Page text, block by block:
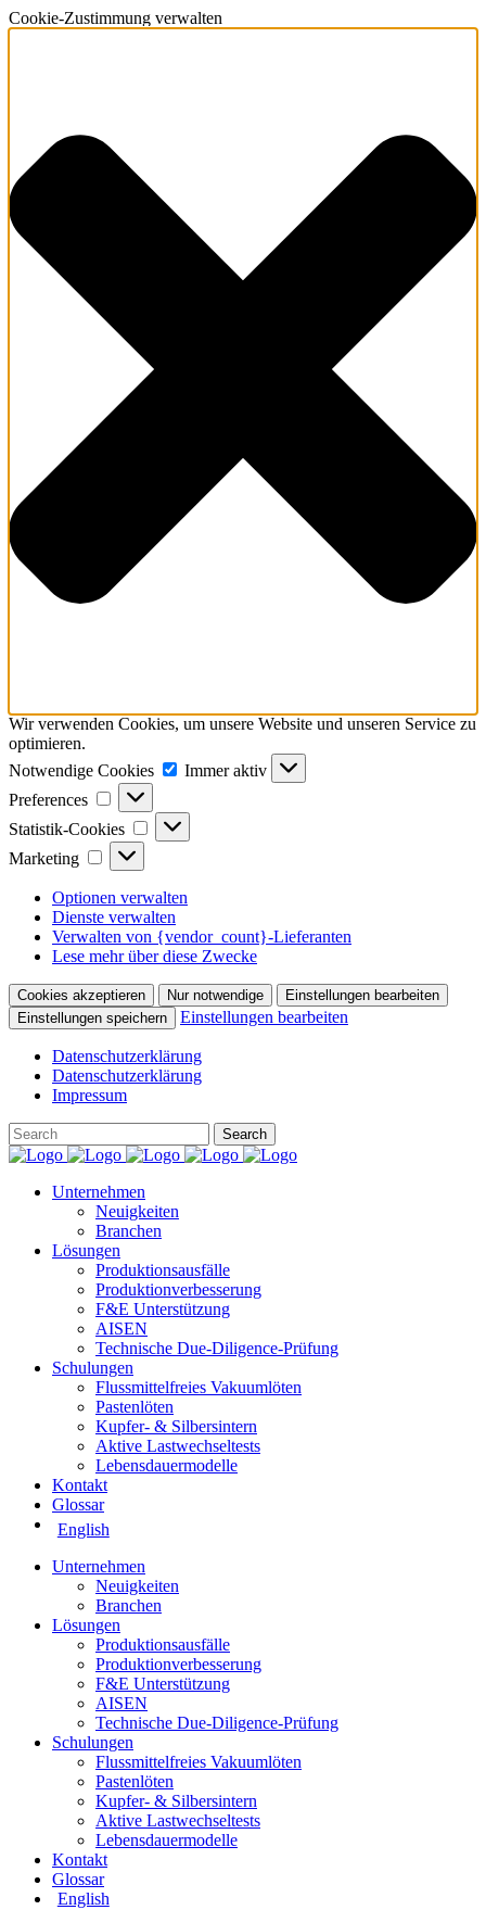
Cookie-Zustimmung verwalten
Wir verwenden Cookies, um unsere Website und unseren Service zu
optimieren.
Notwendige Cookies
Notwendige
Cookies
Immer aktiv
Preferences
Preferences
Statistik-Cookies
Statistik-
Cookies
Marketing
Marketing
Optionen verwalten
Dienste verwalten
Verwalten von {vendor_count}-Lieferanten
Lese mehr über diese Zwecke
Cookies akzeptieren Nur notwendige
Einstellungen bearbeiten
Einstellungen speichern
Einstellungen bearbeiten
Datenschutzerklärung
Datenschutzerklärung
Impressum
Unternehmen
Neuigkeiten
Branchen
Lösungen
Produktionsausfälle
Produktionverbesserung
F&E Unterstützung
AISEN
Technische Due-Diligence-Prüfung
Schulungen
Flussmittelfreies Vakuumlöten
Pastenlöten
Kupfer- & Silbersintern
Aktive Lastwechseltests
Lebensdauermodelle
Kontakt
Glossar
English
Unternehmen
Neuigkeiten
Branchen
Lösungen
Produktionsausfälle
Produktionverbesserung
F&E Unterstützung
AISEN
Technische Due-Diligence-Prüfung
Schulungen
Flussmittelfreies Vakuumlöten
Pastenlöten
Kupfer- & Silbersintern
Aktive Lastwechseltests
Lebensdauermodelle
Kontakt
Glossar
English